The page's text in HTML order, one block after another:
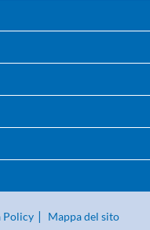
Policy Mappa del sito